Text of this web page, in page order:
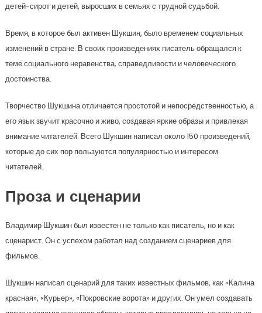
детей-сирот и детей, выросших в семьях с трудной судьбой.
Время, в которое был активен Шукшин, было временем социальных
изменений в стране. В своих произведениях писатель обращался к
теме социального неравенства, справедливости и человеческого
достоинства.
Творчество Шукшина отличается простотой и непосредственностью, а
его язык звучит красочно и живо, создавая яркие образы и привлекая
внимание читателей. Всего Шукшин написал около 150 произведений,
которые до сих пор пользуются популярностью и интересом
читателей.
Проза и сценарии
Владимир Шукшин был известен не только как писатель, но и как
сценарист. Он с успехом работал над созданием сценариев для
фильмов.
Шукшин написал сценарий для таких известных фильмов, как «Калина
красная», «Курьер», «Покровские ворота» и других. Он умел создавать